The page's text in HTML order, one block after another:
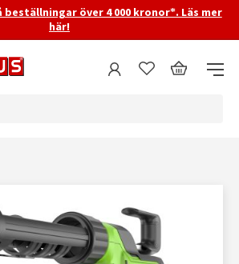
över 4 000 kronor*. Läs mer
här!